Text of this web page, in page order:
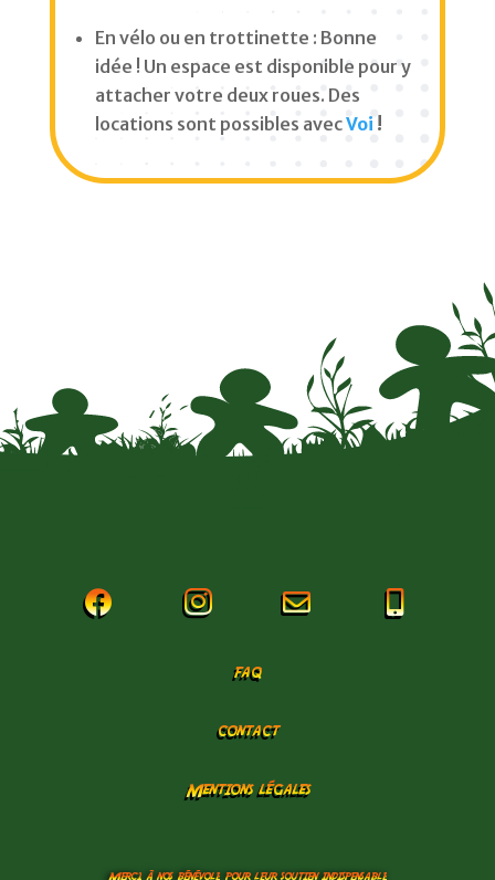
En vélo ou en trottinette : Bonne
idée ! Un espace est disponible pour y
attacher votre deux roues. Des
locations sont possibles avecVoi !
   
faq
contact
Mentions légales
Merci à nos bénévoles pour leur soutien indispensable